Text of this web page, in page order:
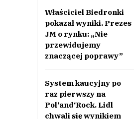
Właściciel Biedronki
pokazał wyniki. Prezes
JM o rynku: „Nie
przewidujemy
znaczącej poprawy”
System kaucyjny po
raz pierwszy na
Pol‘and‘Rock. Lidl
chwali się wynikiem